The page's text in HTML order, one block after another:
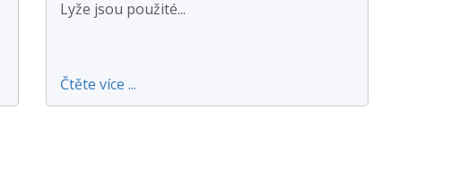
Lyže jsou použité...
Čtěte více ...